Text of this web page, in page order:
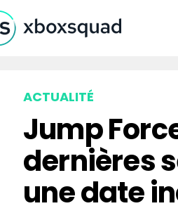
ACTUALITÉ
Jump
dernières
une date